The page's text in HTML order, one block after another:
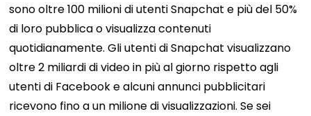
sono oltre 100 milioni di utenti Snapchat e più del 50%
di loro pubblica o visualizza contenuti
quotidianamente. Gli utenti di Snapchat visualizzano
oltre 2 miliardi di video in più al giorno rispetto agli
utenti di Facebook e alcuni annunci pubblicitari
ricevono fino a un milione di visualizzazioni. Se sei